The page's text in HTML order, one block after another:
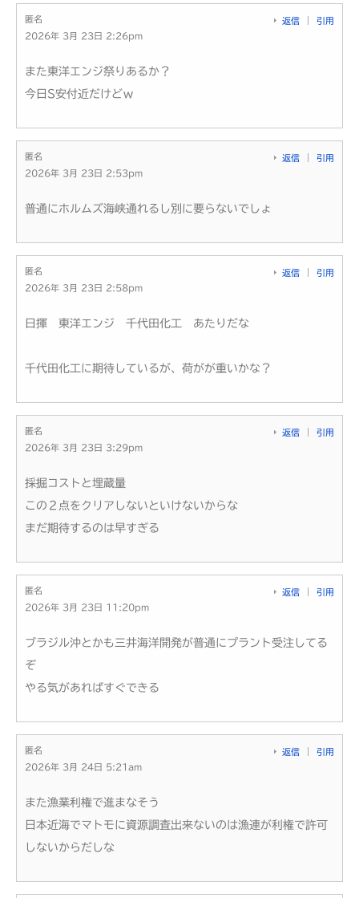
匿名
2026年 3月 23日 2:26pm
返信 引用
また東洋エンジ祭りあるか？
今日S安付近だけどｗ
匿名
2026年 3月 23日 2:53pm
返信 引用
普通にホルムズ海峡通れるし別に要らないでしょ
匿名
2026年 3月 23日 2:58pm
返信 引用
日揮 東洋エンジ 千代田化工 あたりだな
千代田化工に期待しているが、荷がが重いかな？
匿名
2026年 3月 23日 3:29pm
返信 引用
採掘コストと埋蔵量
この２点をクリアしないといけないからな
まだ期待するのは早すぎる
匿名
2026年 3月 23日 11:20pm
返信 引用
ブラジル沖とかも三井海洋開発が普通にプラント受注してる
ぞ
やる気があればすぐできる
匿名
2026年 3月 24日 5:21am
返信 引用
また漁業利権で進まなそう
日本近海でマトモに資源調査出来ないのは漁連が利権で許可
しないからだしな